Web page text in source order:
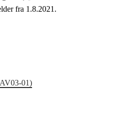
fra 1.8.2021.